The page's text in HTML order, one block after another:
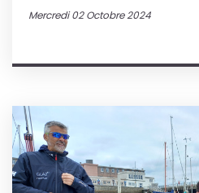
Mercredi 02 Octobre 2024